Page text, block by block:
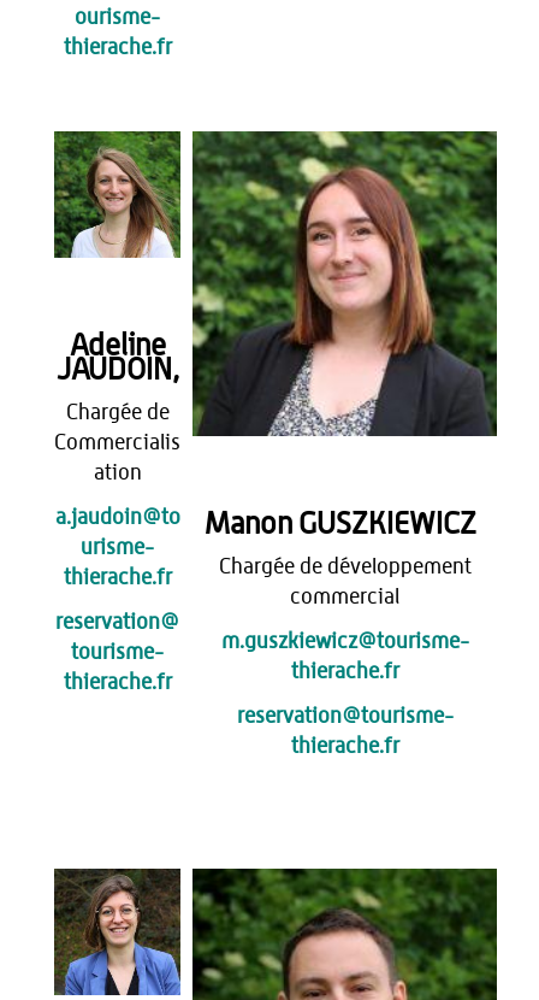
ourisme-
thierache.fr
Adeline
JAUDOIN,
Chargée de
Commercialis
ation
a.jaudoin@to
urisme-
thierache.fr
reservation@
tourisme-
thierache.fr
Manon GUSZKIEWICZ
Chargée de développement
commercial
m.guszkiewicz@tourisme-
thierache.fr
reservation@tourisme-
thierache.fr